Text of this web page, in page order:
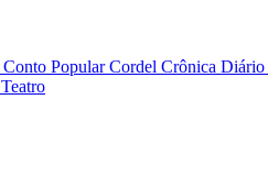
Conto PopularCordel Crônica Diário
Teatro